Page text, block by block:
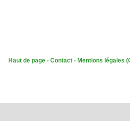
Haut de page -Contact -Mentions légales